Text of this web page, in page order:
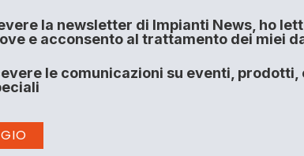
la newsletter di Impianti News, ho
e acconsento al trattamento dei miei
le comunicazioni su eventi,